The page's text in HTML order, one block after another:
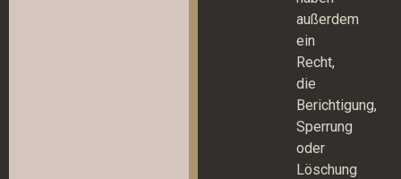
außerdem
ein
Recht,
die
Berichtigung,
Sperrung
oder
Löschung